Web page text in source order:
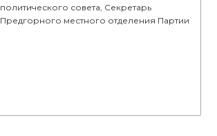
политического совета, Секретарь
Предгорного местного отделения Партии